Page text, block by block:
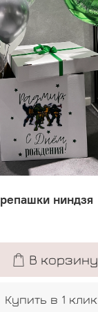
ниндзя
В корзину
Купить в 1 клик